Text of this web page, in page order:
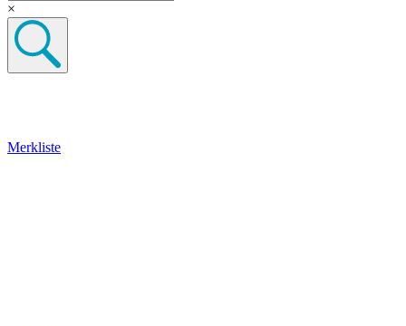
×
Merkliste